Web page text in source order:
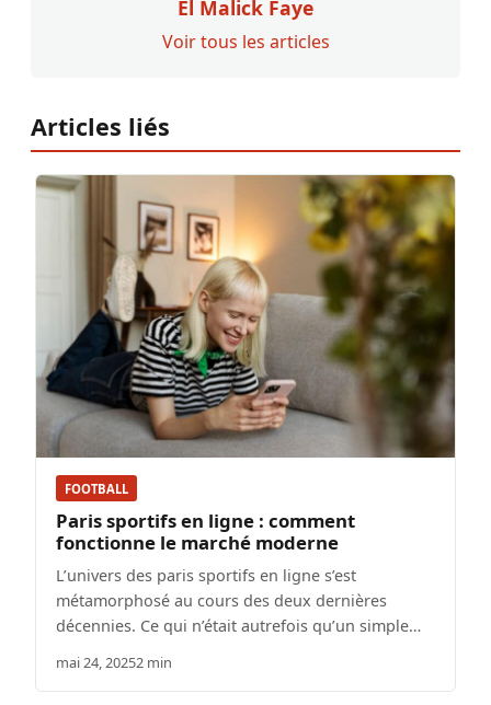
El Malick Faye
Voir tous les articles
Articles liés
FOOTBALL
Paris sportifs en ligne : comment
fonctionne le marché moderne
L’univers des paris sportifs en ligne s’est
métamorphosé au cours des deux dernières
décennies. Ce qui n’était autrefois qu’un simple…
mai 24, 20252 min